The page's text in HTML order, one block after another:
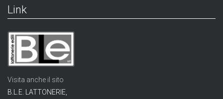
Link
Visita anche il sito
B.L.E. LATTONERIE,